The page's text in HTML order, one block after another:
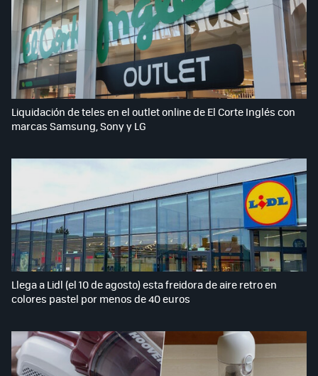
Liquidación de teles en el outlet online de El Corte Inglés con
marcas Samsung, Sony y LG
Llega a Lidl (el 10 de agosto) esta freidora de aire retro en
colores pastel por menos de 40 euros